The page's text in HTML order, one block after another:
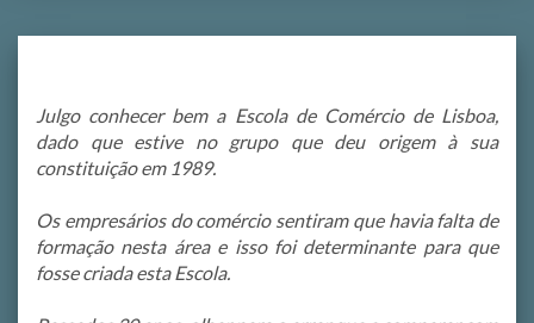
Julgo conhecer bem a Escola de Comércio de Lisboa,
dado que estive no grupo que deu origem à sua
constituição em 1989.
Os empresários do comércio sentiram que havia falta de
formação nesta área e isso foi determinante para que
fosse criada esta Escola.